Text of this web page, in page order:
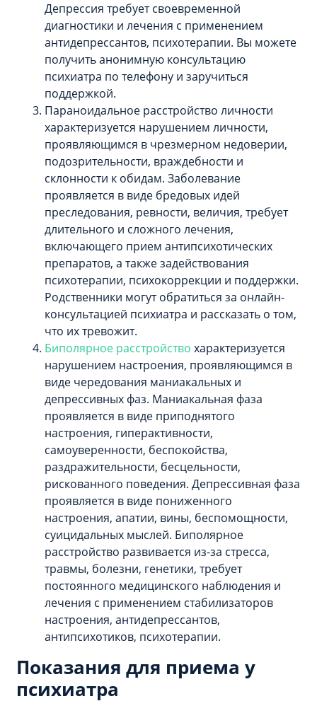
Депрессия требует своевременной
диагностики и лечения с применением
антидепрессантов, психотерапии. Вы можете
получить анонимную консультацию
психиатра по телефону и заручиться
поддержкой.
Параноидальное расстройство личности
характеризуется нарушением личности,
проявляющимся в чрезмерном недоверии,
подозрительности, враждебности и
склонности к обидам. Заболевание
проявляется в виде бредовых идей
преследования, ревности, величия, требует
длительного и сложного лечения,
включающего прием антипсихотических
препаратов, а также задействования
психотерапии, психокоррекции и поддержки.
Родственники могут обратиться за онлайн-
консультацией психиатра и рассказать о том,
что их тревожит.
Биполярное расстройство характеризуется
нарушением настроения, проявляющимся в
виде чередования маниакальных и
депрессивных фаз. Маниакальная фаза
проявляется в виде приподнятого
настроения, гиперактивности,
самоуверенности, беспокойства,
раздражительности, бесцельности,
рискованного поведения. Депрессивная фаза
проявляется в виде пониженного
настроения, апатии, вины, беспомощности,
суицидальных мыслей. Биполярное
расстройство развивается из-за стресса,
травмы, болезни, генетики, требует
постоянного медицинского наблюдения и
лечения с применением стабилизаторов
настроения, антидепрессантов,
антипсихотиков, психотерапии.
Показания для приема у
психиатра